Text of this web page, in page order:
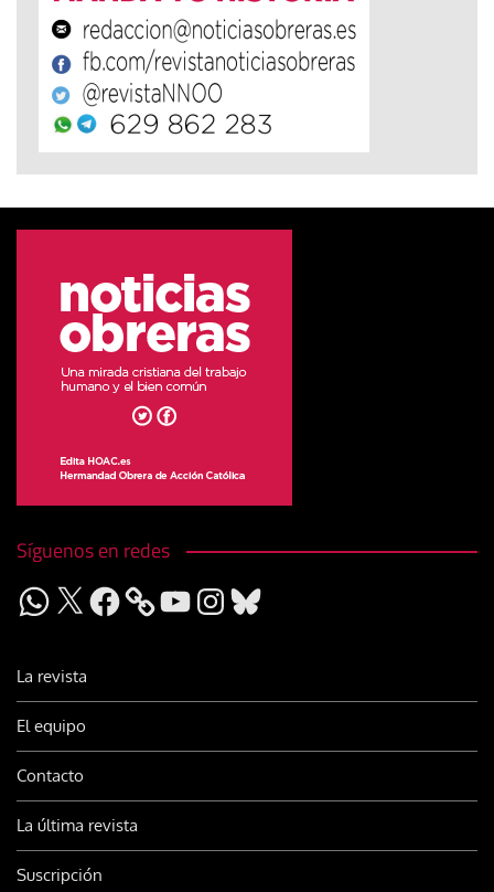
Síguenos en redes
WhatsApp
X Facebook YouTubeInstagram
Bluesky
La revista
El equipo
Contacto
La última revista
Suscripción